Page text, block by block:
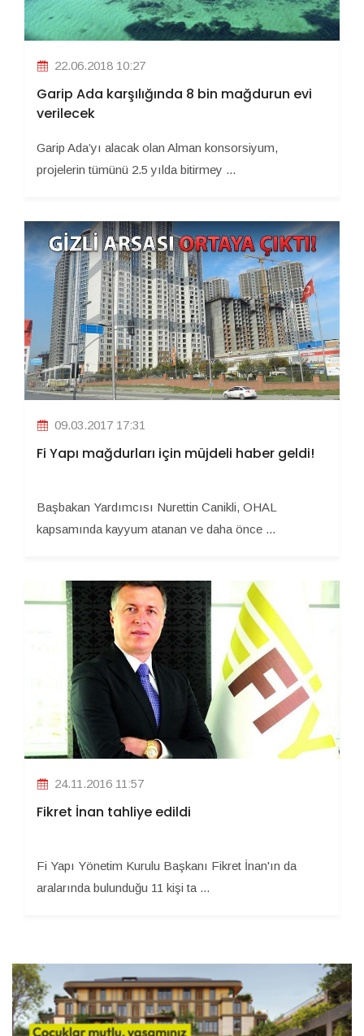
22.06.2018 10:27
Garip Ada karşılığında 8 bin mağdurun evi
verilecek
Garip Ada’yı alacak olan Alman konsorsiyum,
projelerin tümünü 2.5 yılda bitirmey ...
09.03.2017 17:31
Fi Yapı mağdurları için müjdeli haber geldi!
Başbakan Yardımcısı Nurettin Canikli, OHAL
kapsamında kayyum atanan ve daha önce ...
24.11.2016 11:57
Fikret İnan tahliye edildi
Fi Yapı Yönetim Kurulu Başkanı Fikret İnan'ın da
aralarında bulunduğu 11 kişi ta ...